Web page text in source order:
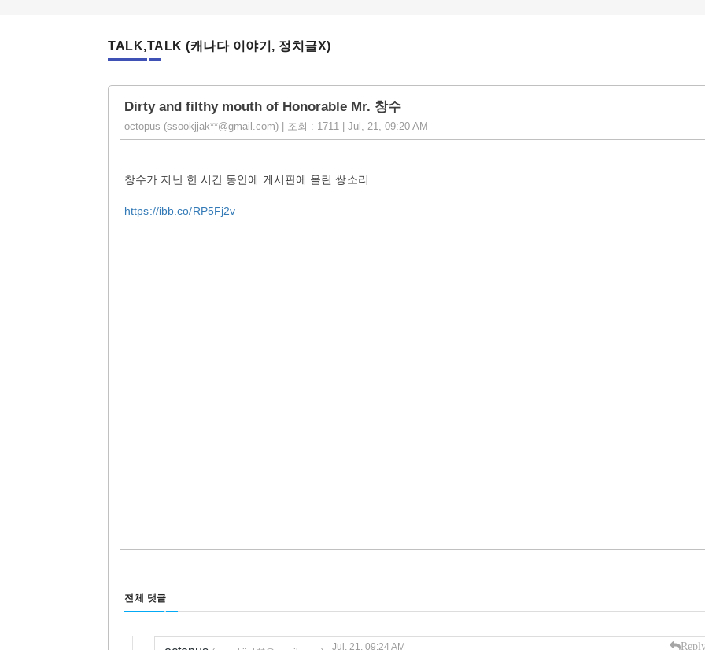
TALK,TALK (캐나다 이야기, 정치글X)
Dirty and filthy mouth of Honorable Mr. 창수
octopus (ssookjjak**@gmail.com) | 조회 : 1711 | Jul, 21, 09:20 AM
창수가 지난 한 시간 동안에 게시판에 올린 쌍소리.
https://ibb.co/RP5Fj2v
전체 댓글
Jul, 21, 09:24 AM